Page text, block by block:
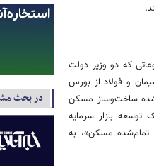
موضوعاتی که دو وزیر دولت
و فولاد از بورس
ساخت‌وساز مسکن
بازار سرمایه
بهای تمام‌شده مسکن»، به
در بحث